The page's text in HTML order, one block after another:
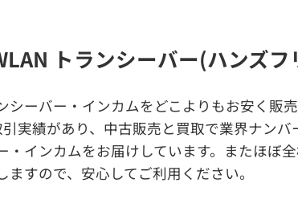
トランシーバー(ハンズ
シーバー・インカムをどこよりもお安く販
実績があり、中古販売と買取で業界ナン
・インカムをお届けしています。またほぼ
すので、安心してご利用ください。